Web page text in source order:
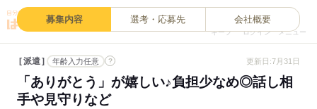
キープ ログイン メニュー
募集内容 選考・応募先 会社概要
派遣 年齢入力任意 ? 更新日:7月31日
「ありがとう」が嬉しい♪負担少なめ◎話し相
手や見守りなど